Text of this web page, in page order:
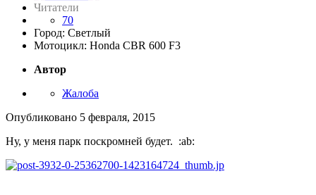
Читатели
70
Город: Светлый
Мотоцикл: Honda CBR 600 F3
Автор
Жалоба
Опубликовано 5 февраля, 2015
Ну, у меня парк поскромней будет. :ab: